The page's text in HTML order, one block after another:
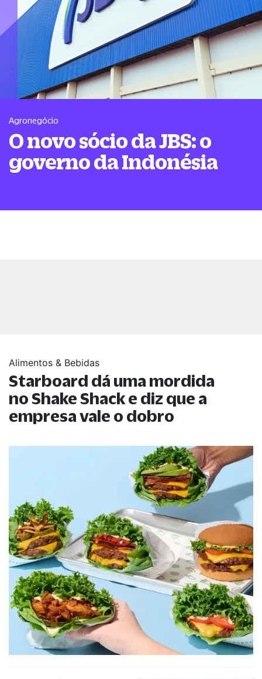
Agronegócio
O novo sócio da JBS: o
governo da Indonésia
Alimentos & Bebidas
Starboard dá uma mordida
no Shake Shack e diz que a
empresa vale o dobro